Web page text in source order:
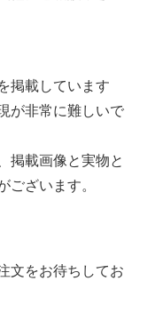
掲載しています
が非常に難しいで
掲載画像と実物と
ざいます。
文をお待ちしてお